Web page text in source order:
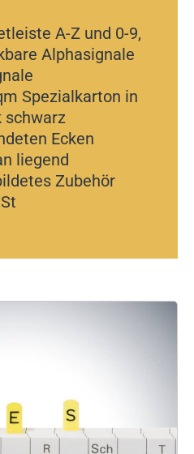
A-Z und 0-9,
Alphasignale
Spezialkarton in
schwarz
Ecken
liegend
Zubehör